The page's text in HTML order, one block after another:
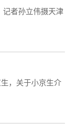
记者孙立伟摄天津
，关于小京生介